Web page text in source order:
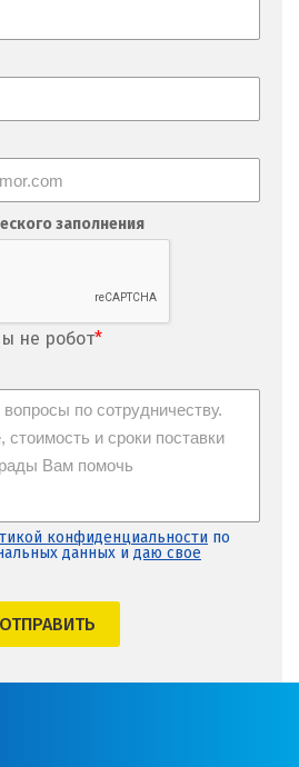
заполнения
не робот*
конфиденциальности по
данных и даю свое
ОТПРАВИТЬ